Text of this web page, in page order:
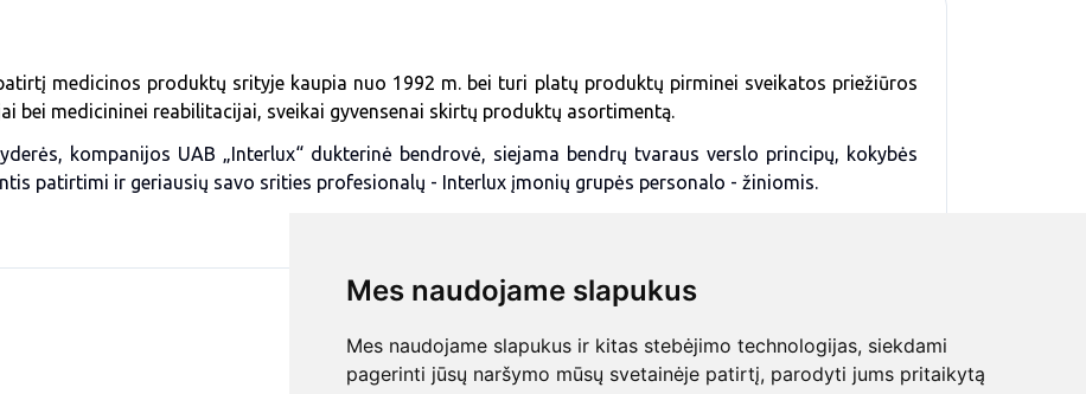
Mes naudojame slapukus
Mes naudojame slapukus ir kitas stebėjimo technologijas, siekdami
pagerinti jūsų naršymo mūsų svetainėje patirtį, parodyti jums pritaikytą
medicinos produktų srityje kaupia nuo 1992 m. bei turi platų produktų pirminei sveikatos priežiūros
bei medicininei reabilitacijai, sveikai gyvensenai skirtų produktų asortimentą.
kompanijos UAB „Interlux“ dukterinė bendrovė, siejama bendrų tvaraus verslo principų, kokybės
patirtimi ir geriausių savo srities profesionalų - Interlux įmonių grupės personalo - žiniomis.